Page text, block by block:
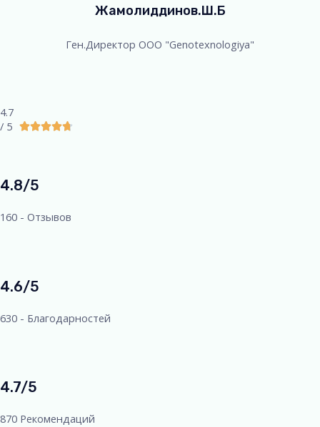
Жамолиддинов.Ш.Б
Ген.Директор ООО "Genotexnologiya"
4.7
/ 5

4.8/5
160 - Отзывов
4.6/5
630 - Благодарностей
4.7/5
870 Рекомендаций